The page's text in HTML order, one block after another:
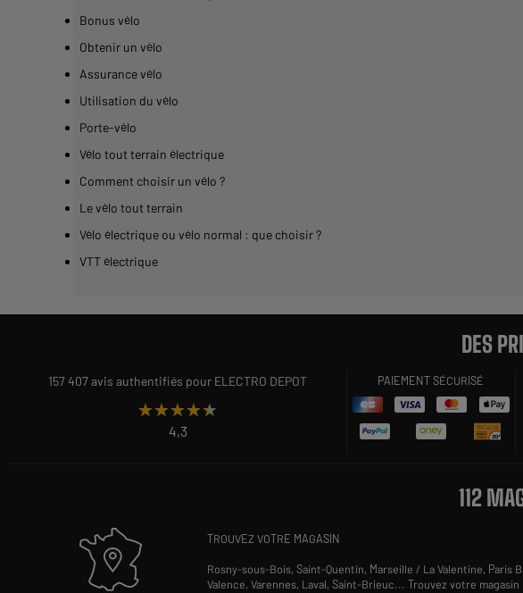
Bonus vélo
Obtenir un vélo
Assurance vélo
Utilisation du vélo
Porte-vélo
Vélo tout terrain électrique
Comment choisir un vélo ?
Le vélo tout terrain
Vélo électrique ou vélo normal : que choisir ?
VTT électrique
DES
157 407 avis authentifiés pour ELECTRO DEPOT
★★★★★
★★★★★
4,3
PAIEMENT SÉCURISÉ
112
TROUVEZ VOTRE MAGASIN
Rosny-sous-Bois,Saint-Quentin, Marseille / La Valentine, Paris
Valence,Varennes, Laval,Saint-Brieuc...Trouvez votre magasin